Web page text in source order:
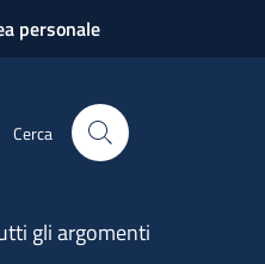
personale
Cerca
gli argomenti